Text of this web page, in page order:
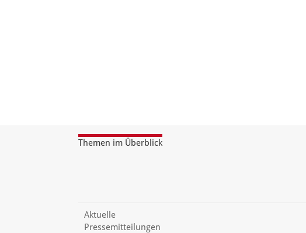
Themen im Überblick
Aktuelle
Pressemitteilungen